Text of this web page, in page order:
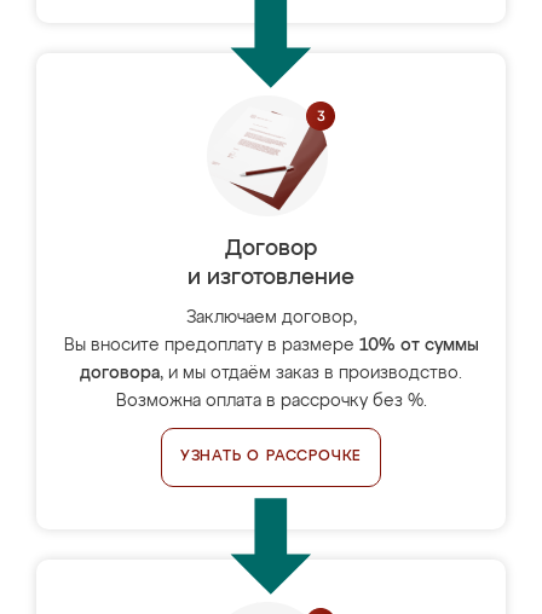
Договор
и изготовление
Заключаем договор,
Вы вносите предоплату в размере 10% от суммы
договора, и мы отдаём заказ в производство.
Возможна оплата в рассрочку без %.
УЗНАТЬ О РАССРОЧКЕ